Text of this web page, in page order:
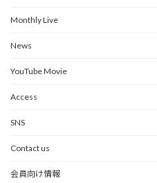
Monthly Live
News
YouTube Movie
Access
SNS
Contact us
会員向け情報